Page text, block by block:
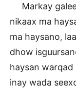
Markay
nikaax ma
ma haysano,
dhow
haysan
inay wada